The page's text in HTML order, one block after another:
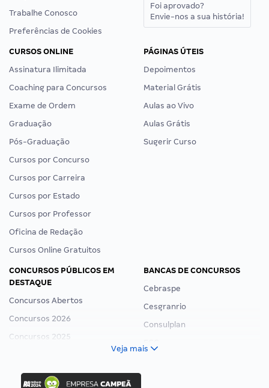
Trabalhe Conosco
Preferências de Cookies
Foi aprovado?
Envie-nos a sua história!
CURSOS ONLINE
Assinatura Ilimitada
Coaching para Concursos
Exame de Ordem
Graduação
Pós-Graduação
Cursos por Concurso
Cursos por Carreira
Cursos por Estado
Cursos por Professor
Oficina de Redação
Cursos Online Gratuitos
PÁGINAS ÚTEIS
Depoimentos
Material Grátis
Aulas ao Vivo
Aulas Grátis
Sugerir Curso
CONCURSOS PÚBLICOS EM
DESTAQUE
Concursos Abertos
Concursos 2026
Concursos 2025
Concurso Ibama
BANCAS DE CONCURSOS
Cebraspe
Cesgranrio
Consulplan
Veja mais